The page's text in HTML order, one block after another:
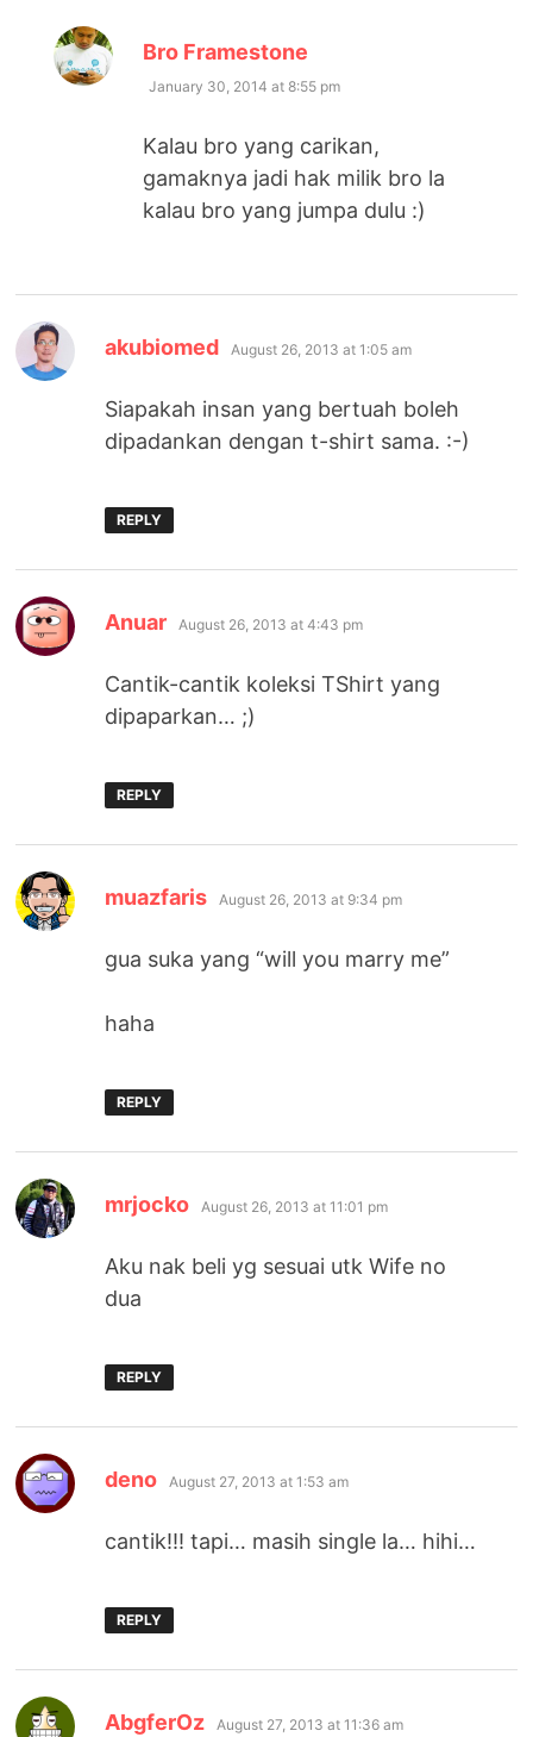
Bro Framestone
January 30, 2014 at 8:55 pm
Kalau bro yang carikan,
gamaknya jadi hak milik bro la
kalau bro yang jumpa dulu :)
akubiomed says:
August 26, 2013 at 1:05 am
Siapakah insan yang bertuah boleh
dipadankan dengan t-shirt sama. :-)
REPLY
Anuar says:
August 26, 2013 at 4:43 pm
Cantik-cantik koleksi TShirt yang
dipaparkan… ;)
REPLY
muazfaris says:
August 26, 2013 at 9:34 pm
gua suka yang “will you marry me”
haha
REPLY
mrjocko says:
August 26, 2013 at 11:01 pm
Aku nak beli yg sesuai utk Wife no
dua
REPLY
deno says:
August 27, 2013 at 1:53 am
cantik!!! tapi… masih single la… hihi…
REPLY
AbgferOz says:
August 27, 2013 at 11:36 am